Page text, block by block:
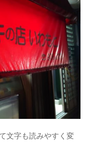
文字も読みやすく変